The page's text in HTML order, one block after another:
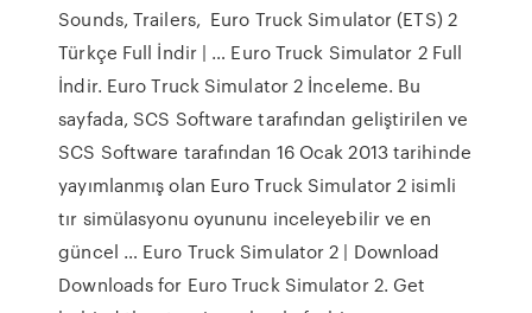
Sounds, Trailers, Euro Truck Simulator (ETS) 2
Türkçe Full İndir | … Euro Truck Simulator 2 Full
İndir. Euro Truck Simulator 2 İnceleme. Bu
sayfada, SCS Software tarafından geliştirilen ve
SCS Software tarafından 16 Ocak 2013 tarihinde
yayımlanmış olan Euro Truck Simulator 2 isimli
tır simülasyonu oyununu inceleyebilir ve en
güncel … Euro Truck Simulator 2 | Download
Downloads for Euro Truck Simulator 2. Get